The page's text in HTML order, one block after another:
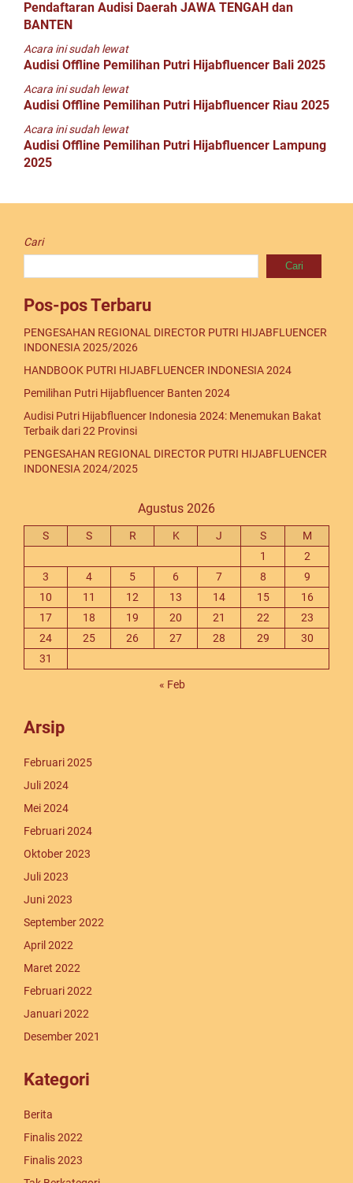
Pendaftaran Audisi Daerah JAWA TENGAH dan
BANTEN
Acara ini sudah lewat
Audisi Offline Pemilihan Putri Hijabfluencer Bali 2025
Acara ini sudah lewat
Audisi Offline Pemilihan Putri Hijabfluencer Riau 2025
Acara ini sudah lewat
Audisi Offline Pemilihan Putri Hijabfluencer Lampung
2025
Cari
Cari
Pos-pos Terbaru
PENGESAHAN REGIONAL DIRECTOR PUTRI HIJABFLUENCER
INDONESIA 2025/2026
HANDBOOK PUTRI HIJABFLUENCER INDONESIA 2024
Pemilihan Putri Hijabfluencer Banten 2024
Audisi Putri Hijabfluencer Indonesia 2024: Menemukan Bakat
Terbaik dari 22 Provinsi
PENGESAHAN REGIONAL DIRECTOR PUTRI HIJABFLUENCER
INDONESIA 2024/2025
Agustus 2026
S S R K J S
M
1
2
3
4 5 6 7 8
9
10
11 12 13 14 15
16
17
18 19 20 21 22
23
24
25 26 27 28 29
30
31
« Feb
Arsip
Februari 2025
Juli 2024
Mei 2024
Februari 2024
Oktober 2023
Juli 2023
Juni 2023
September 2022
April 2022
Maret 2022
Februari 2022
Januari 2022
Desember 2021
Kategori
Berita
Finalis 2022
Finalis 2023